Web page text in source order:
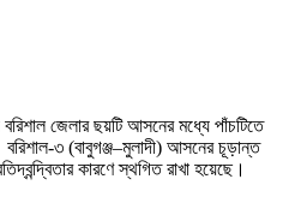
জেলার ছয়টি আসনের মধ্যে পাঁচটিতে
বরিশাল-৩ (বাবুগঞ্জ–মুলাদী) আসনের চূড়ান্ত
কারণে স্থগিত রাখা হয়েছে।